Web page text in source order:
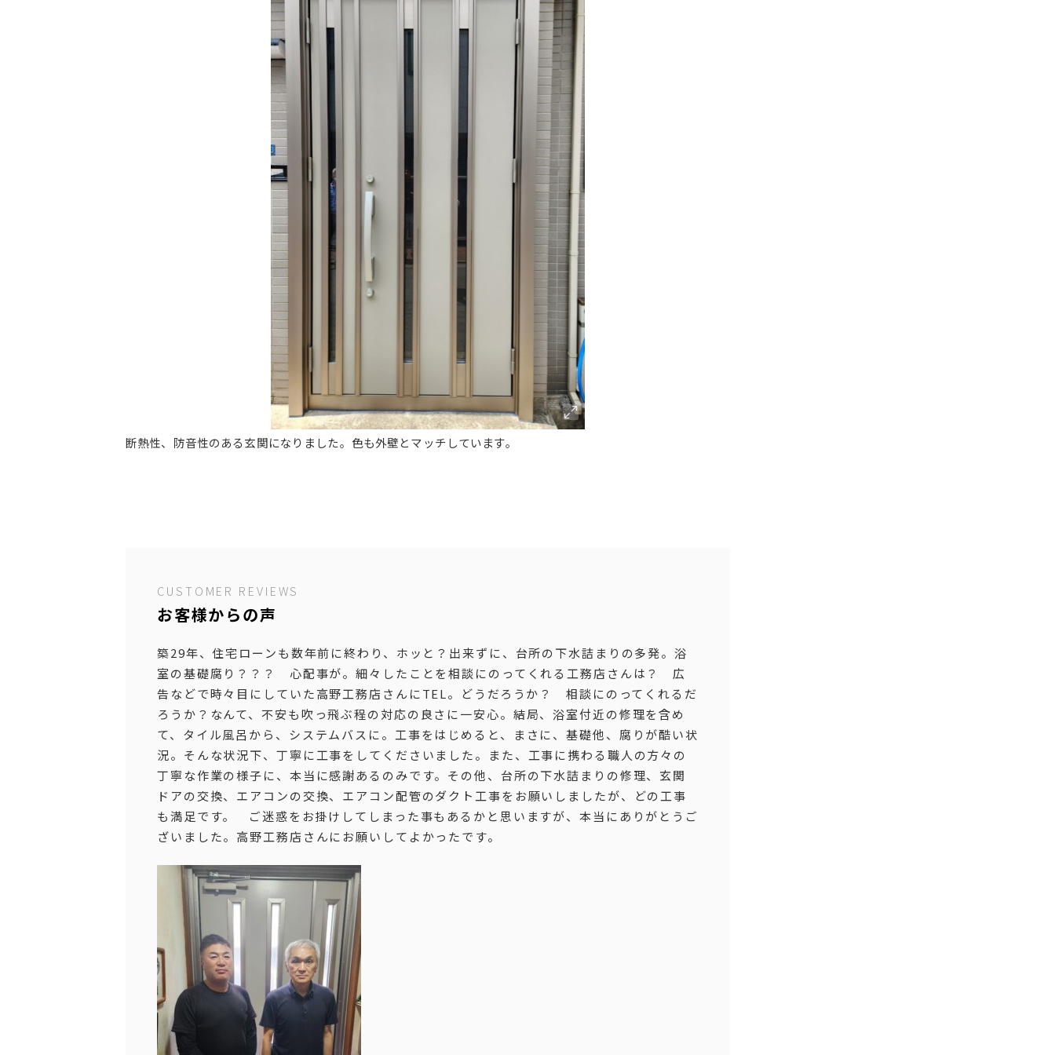
断熱性、防音性のある玄関になりました。色も外壁とマッチしています。
CUSTOMER REVIEWS
お客様からの声
築29年、住宅ローンも数年前に終わり、ホッと？出来ずに、台所の下水詰まりの多発。浴
室の基礎腐り？？？ 心配事が。細々したことを相談にのってくれる工務店さんは？ 広
告などで時々目にしていた高野工務店さんにTEL。どうだろうか？ 相談にのってくれるだ
ろうか？なんて、不安も吹っ飛ぶ程の対応の良さに一安心。結局、浴室付近の修理を含め
て、タイル風呂から、システムバスに。工事をはじめると、まさに、基礎他、腐りが酷い状
況。そんな状況下、丁寧に工事をしてくださいました。また、工事に携わる職人の方々の
丁寧な作業の様子に、本当に感謝あるのみです。その他、台所の下水詰まりの修理、玄関
ドアの交換、エアコンの交換、エアコン配管のダクト工事をお願いしましたが、どの工事
も満足です。 ご迷惑をお掛けしてしまった事もあるかと思いますが、本当にありがとうご
ざいました。高野工務店さんにお願いしてよかったです。